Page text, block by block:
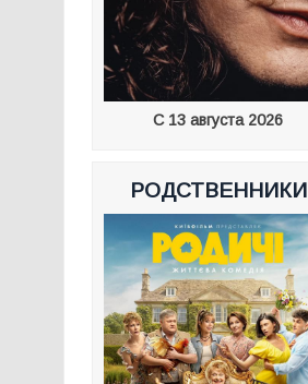
С 13 августа 2026
РОДСТВЕННИКИ